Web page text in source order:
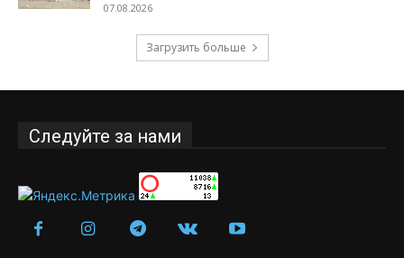
07.08.2026
Загрузить больше
Следуйте за нами